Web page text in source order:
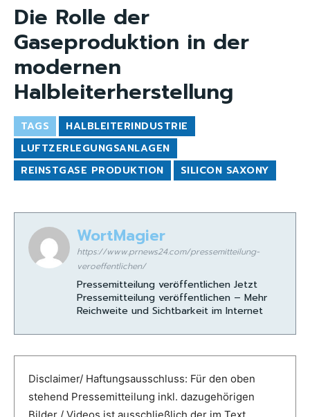
Die Rolle der
Gaseproduktion in der
modernen
Halbleiterherstellung
TAGS
HALBLEITERINDUSTRIE
LUFTZERLEGUNGSANLAGEN
REINSTGASE PRODUKTION
SILICON SAXONY
WortMagier
https://www.prnews24.com/pressemitteilung-
veroeffentlichen/
Pressemitteilung veröffentlichen Jetzt
Pressemitteilung veröffentlichen – Mehr
Reichweite und Sichtbarkeit im Internet
Disclaimer/ Haftungsausschluss: Für den oben
stehend Pressemitteilung inkl. dazugehörigen